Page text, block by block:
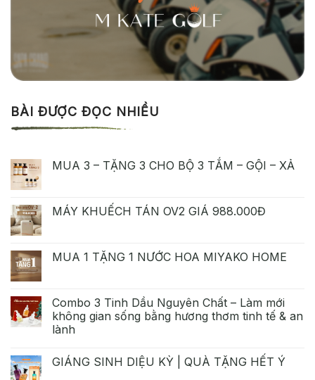
BÀI ĐƯỢC ĐỌC NHIỀU
MUA 3 – TẶNG 3 CHO BỘ 3 TẮM – GỘI – XẢ
MÁY KHUẾCH TÁN OV2 GIÁ 988.000Đ
MUA 1 TẶNG 1 NƯỚC HOA MIYAKO HOME
Combo 3 Tinh Dầu Nguyên Chất – Làm mới
không gian sống bằng hương thơm tinh tế & an
lành
GIÁNG SINH DIỆU KỲ | QUÀ TẶNG HẾT Ý